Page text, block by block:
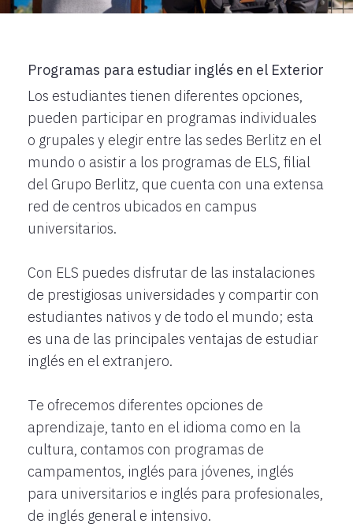
Programas para estudiar inglés en el Exterior
Los estudiantes tienen diferentes opciones,
pueden participar en programas individuales
o grupales y elegir entre las sedes Berlitz en el
mundo o asistir a los programas de ELS, filial
del Grupo Berlitz, que cuenta con una extensa
red de centros ubicados en campus
universitarios.
Con ELS puedes disfrutar de las instalaciones
de prestigiosas universidades y compartir con
estudiantes nativos y de todo el mundo; esta
es una de las principales ventajas de estudiar
inglés en el extranjero.
Te ofrecemos diferentes opciones de
aprendizaje, tanto en el idioma como en la
cultura, contamos con programas de
campamentos, inglés para jóvenes, inglés
para universitarios e inglés para profesionales,
de inglés general e intensivo.